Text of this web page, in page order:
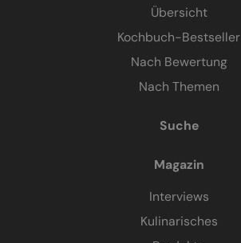
Übersicht
Kochbuch-Bestseller
Nach Bewertung
Nach Themen
Suche
Magazin
Interviews
Kulinarisches